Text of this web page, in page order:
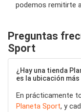
podemos remitirte
Preguntas
Sport
¿Hay una tienda
es la ubicación
En prácticamente
Planeta Sport, y